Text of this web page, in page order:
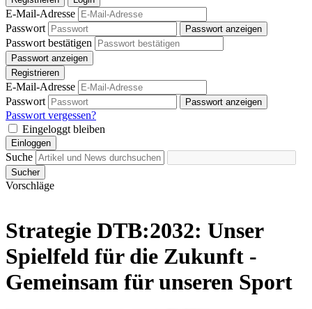
E-Mail-Adresse
Passwort
Passwort anzeigen
Passwort bestätigen
Passwort anzeigen
Registrieren
E-Mail-Adresse
Passwort
Passwort anzeigen
Passwort vergessen?
Eingeloggt bleiben
Einloggen
Suche
Sucher
Vorschläge
Strategie DTB:2032: Unser
Spielfeld für die Zukunft -
Gemeinsam für unseren Sport